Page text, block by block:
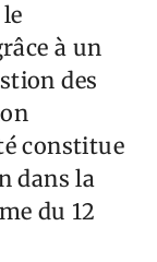
à un
des
constitue
dans la
du 12